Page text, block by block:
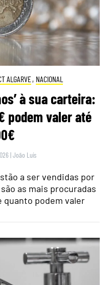
ALGARVE, NACIONAL
à sua carteira:
podem valer até
|João Luís
a ser vendidas por
as mais procuradas
quanto podem valer